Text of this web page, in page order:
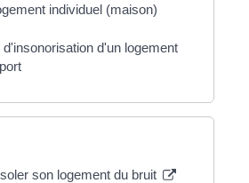
individuel (maison)
d'un logement
son logement du bruit